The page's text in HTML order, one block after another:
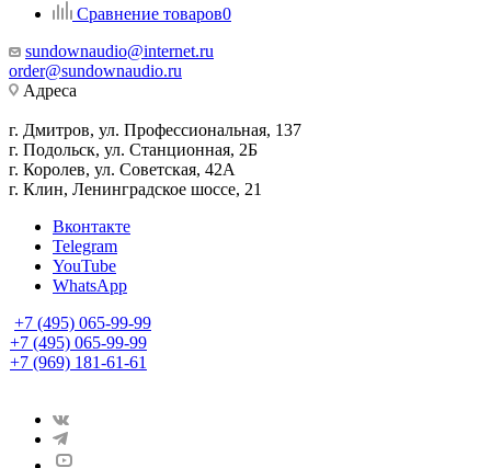
Сравнение товаров0
sundownaudio@internet.ru
order@sundownaudio.ru
Адреса
г. Дмитров, ул. Профессиональная, 137
г. Подольск, ул. Станционная, 2Б
г. Королев, ул. Советская, 42А
г. Клин, Ленинградское шоссе, 21
Вконтакте
Telegram
YouTube
WhatsApp
+7 (495) 065-99-99
+7 (495) 065-99-99
+7 (969) 181-61-61